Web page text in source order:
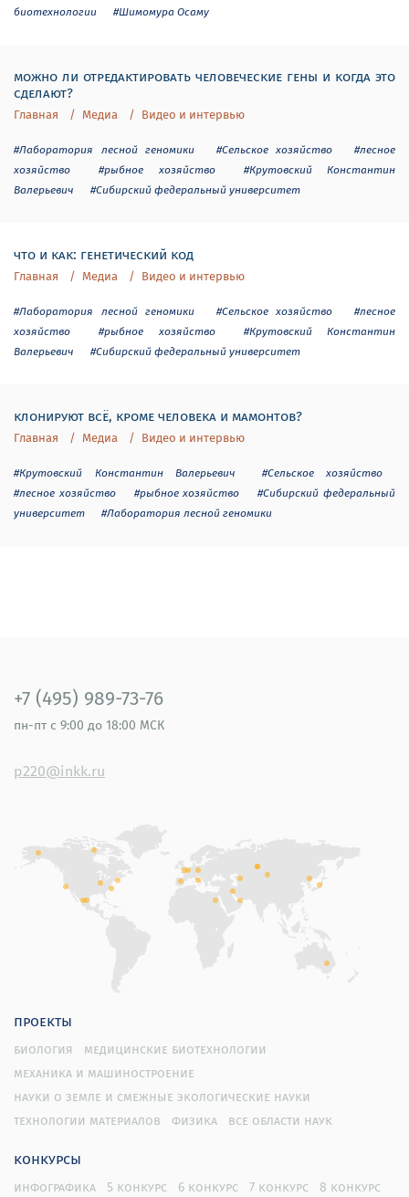
биотехнологии
#Шимомура Осаму
можно ли отредактировать человеческие гены и когда это
сделают?
Главная Медиа Видео и интервью
#Лаборатория лесной геномики #Сельское хозяйство
#лесное
хозяйство
#рыбное хозяйство
#Крутовский Константин
Валерьевич
#Сибирский федеральный университет
что и как: генетический код
Главная Медиа Видео и интервью
#Лаборатория лесной геномики #Сельское хозяйство
#лесное
хозяйство
#рыбное хозяйство
#Крутовский Константин
Валерьевич
#Сибирский федеральный университет
клонируют всё, кроме человека и мамонтов?
Главная Медиа Видео и интервью
#Крутовский Константин Валерьевич
#Сельское хозяйство
#лесное хозяйство
#рыбное хозяйство
#Сибирский федеральный
университет
#Лаборатория лесной геномики
+7 (495) 989-73-76
пн-пт с 9:00 до 18:00 МСК
p220@inkk.ru
проекты
биология
медицинские биотехнологии
механика и машиностроение
науки о земле и смежные экологические науки
технологии материалов
физика все области наук
конкурсы
инфографика 5 конкурс 6 конкурс 7 конкурс
8 конкурс